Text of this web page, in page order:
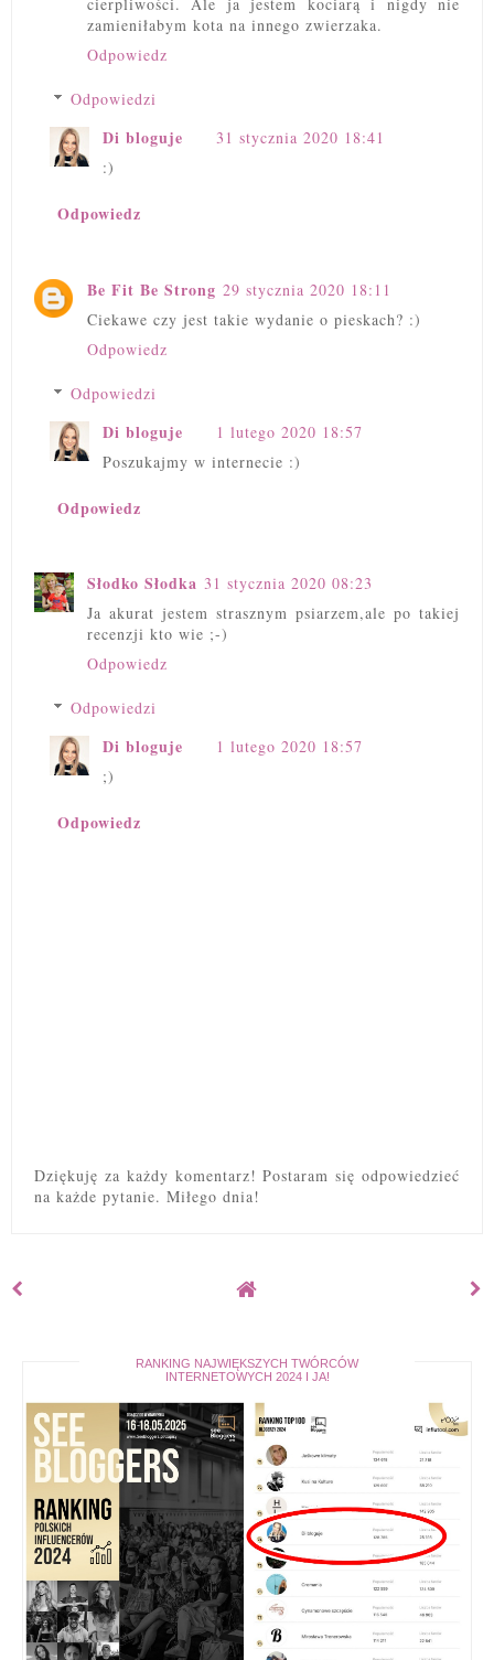
zamieniłabym kota na innego zwierzaka.
Odpowiedz
Odpowiedzi
Di bloguje
31 stycznia 2020 18:41
:)
Odpowiedz
Be Fit Be Strong 29 stycznia 2020 18:11
Ciekawe czy jest takie wydanie o pieskach? :)
Odpowiedz
Odpowiedzi
Di bloguje
1 lutego 2020 18:57
Poszukajmy w internecie :)
Odpowiedz
Słodko Słodka 31 stycznia 2020 08:23
Ja akurat jestem strasznym psiarzem,ale po takiej
recenzji kto wie ;-)
Odpowiedz
Odpowiedzi
Di bloguje
1 lutego 2020 18:57
;)
Odpowiedz
Dziękuję za każdy komentarz! Postaram się odpowiedzieć
na każde pytanie. Miłego dnia!
RANKING NAJWIĘKSZYCH TWÓRCÓW
INTERNETOWYCH 2024 I JA!